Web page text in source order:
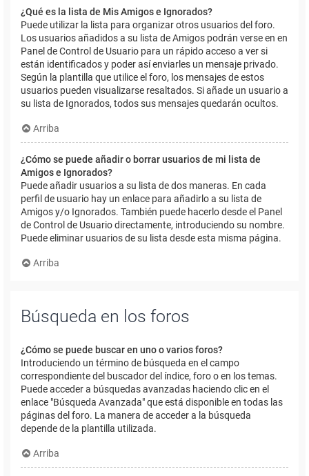
¿Qué es la lista de Mis Amigos e Ignorados?
Puede utilizar la lista para organizar otros usuarios del foro.
Los usuarios añadidos a su lista de Amigos podrán verse en en
Panel de Control de Usuario para un rápido acceso a ver si
están identificados y poder así enviarles un mensaje privado.
Según la plantilla que utilice el foro, los mensajes de estos
usuarios pueden visualizarse resaltados. Si añade un usuario a
su lista de Ignorados, todos sus mensajes quedarán ocultos.
Arriba
¿Cómo se puede añadir o borrar usuarios de mi lista de
Amigos e Ignorados?
Puede añadir usuarios a su lista de dos maneras. En cada
perfil de usuario hay un enlace para añadirlo a su lista de
Amigos y/o Ignorados. También puede hacerlo desde el Panel
de Control de Usuario directamente, introduciendo su nombre.
Puede eliminar usuarios de su lista desde esta misma página.
Arriba
Búsqueda en los foros
¿Cómo se puede buscar en uno o varios foros?
Introduciendo un término de búsqueda en el campo
correspondiente del buscador del índice, foro o en los temas.
Puede acceder a búsquedas avanzadas haciendo clic en el
enlace "Búsqueda Avanzada" que está disponible en todas las
páginas del foro. La manera de acceder a la búsqueda
depende de la plantilla utilizada.
Arriba